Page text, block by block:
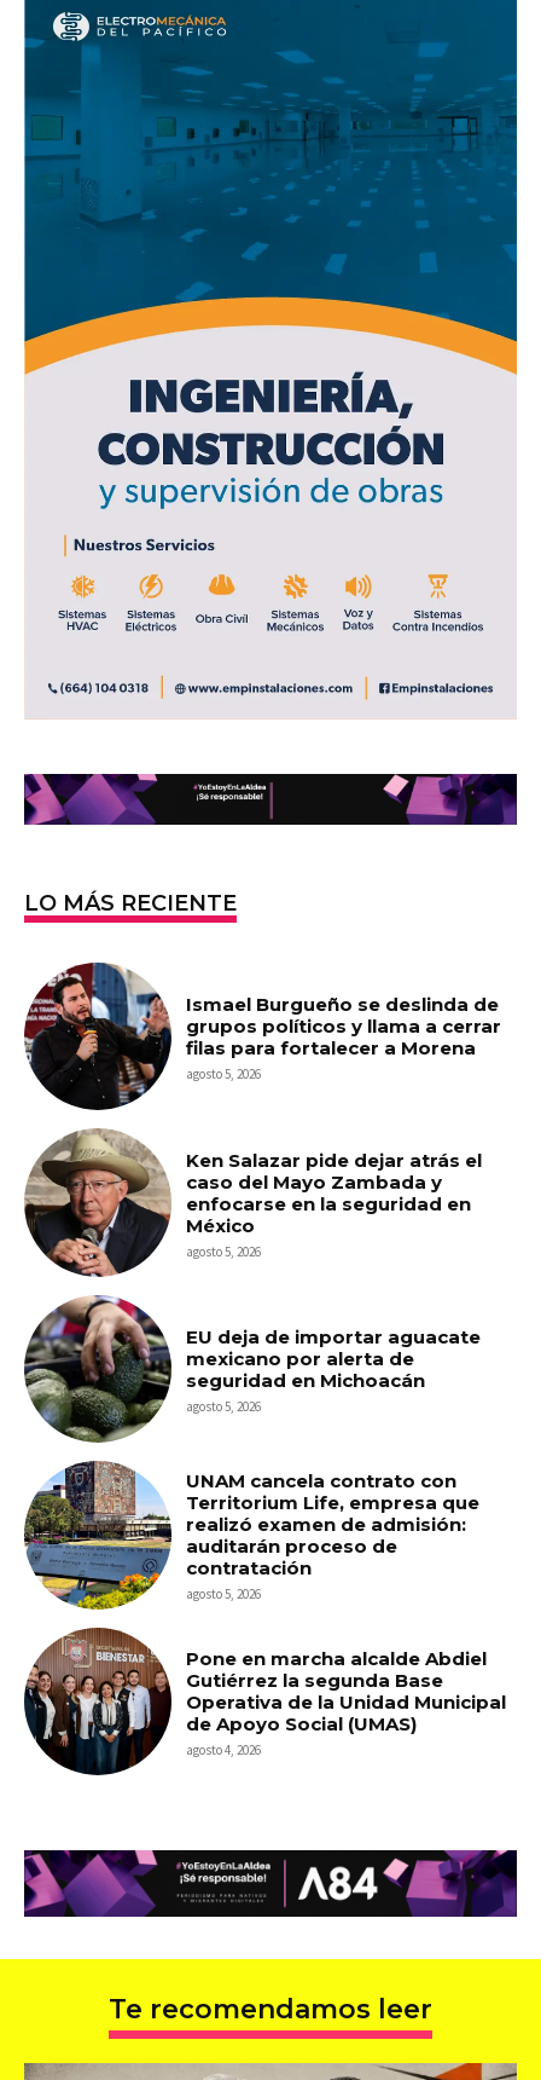
LO MÁS RECIENTE
Ismael Burgueño se deslinda de
grupos políticos y llama a cerrar
filas para fortalecer a Morena
agosto 5, 2026
Ken Salazar pide dejar atrás el
caso del Mayo Zambada y
enfocarse en la seguridad en
México
agosto 5, 2026
EU deja de importar aguacate
mexicano por alerta de
seguridad en Michoacán
agosto 5, 2026
UNAM cancela contrato con
Territorium Life, empresa que
realizó examen de admisión:
auditarán proceso de
contratación
agosto 5, 2026
Pone en marcha alcalde Abdiel
Gutiérrez la segunda Base
Operativa de la Unidad Municipal
de Apoyo Social (UMAS)
agosto 4, 2026
Te recomendamos leer